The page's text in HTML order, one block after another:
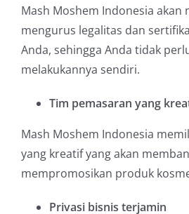
Mash Moshem Indonesia akan
mengurus legalitas dan
Anda, sehingga Anda tidak
melakukannya sendiri.
Tim pemasaran yang
Mash Moshem Indonesia
yang kreatif yang akan
mempromosikan produk
Privasi bisnis terjamin